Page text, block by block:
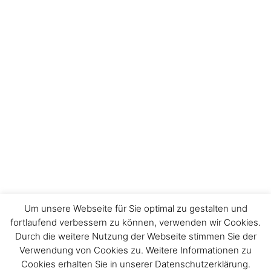
Impressum
Um unsere Webseite für Sie optimal zu gestalten und
fortlaufend verbessern zu können, verwenden wir Cookies.
Durch die weitere Nutzung der Webseite stimmen Sie der
Verwendung von Cookies zu. Weitere Informationen zu
Cookies erhalten Sie in unserer Datenschutzerklärung.